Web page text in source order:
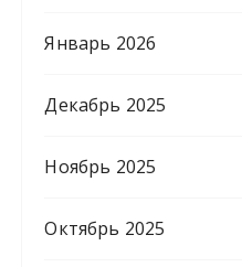
Январь 2026
Декабрь 2025
Ноябрь 2025
Октябрь 2025